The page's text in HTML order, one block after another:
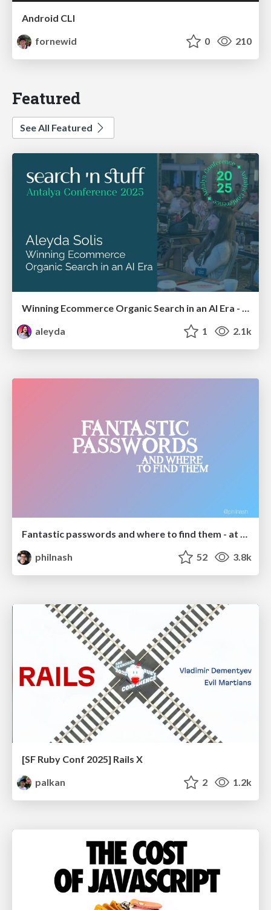
Android CLI
fornewid
0 210
Featured
See All Featured
Winning Ecommerce Organic Search in an AI Era - #searchnstuff2025
aleyda
1 2.1k
Fantastic passwords and where to find them - at NoRuKo
philnash
52 3.8k
[SF Ruby Conf 2025] Rails X
palkan
2 1.2k